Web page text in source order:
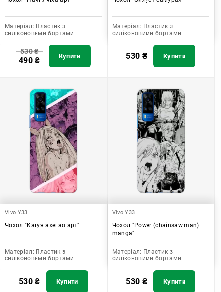
Матеріал: Пластик з
силіконовими бортами
530₴
490₴ Купити
Матеріал: Пластик з
силіконовими бортами
530 ₴ Купити
Vivo Y33
Чохол "Кагуя ахегао арт"
Матеріал: Пластик з
силіконовими бортами
530₴ Купити
Vivo Y33
Чохол "Power (chainsaw man)
manga"
Матеріал: Пластик з
силіконовими бортами
530 ₴ Купити